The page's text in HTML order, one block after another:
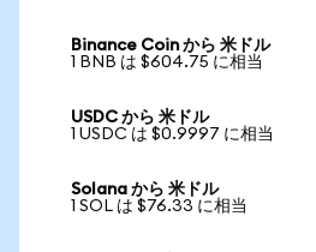
Binance Coin から 米ドル
1 BNB は $604.75 に相当
USDC から 米ドル
1 USDC は $0.9997 に相当
Solana から 米ドル
1 SOL は $76.33 に相当